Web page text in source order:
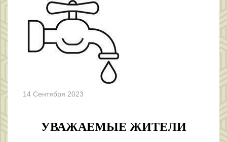
14 Сентября 2023
УВАЖАЕМЫЕ ЖИТЕЛИ